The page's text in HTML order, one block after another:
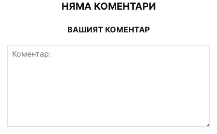
НЯМА КОМЕНТАРИ
ВАШИЯТ КОМЕНТАР